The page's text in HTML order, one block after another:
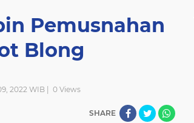
Pemusnahan
Blong
2022 WIB | 0 Views
SHARE